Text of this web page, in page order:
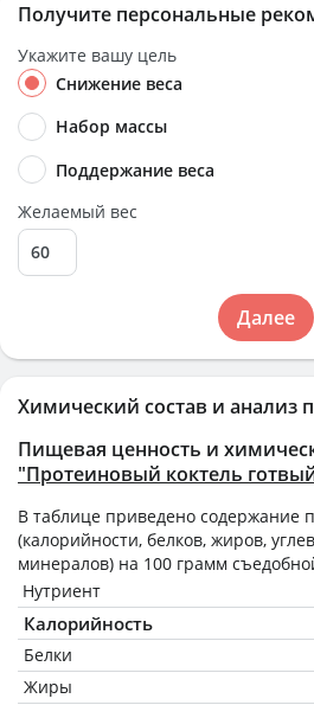
Химический состав и анализ
Пищевая ценность и
"Протеиновый коктель
В таблице приведено содержание
(калорийности, белков, жиров,
минералов) на 100 грамм
Нутриент
Калорийность
Белки
Жиры
Получите персональные
Укажите вашу цель
Снижение веса
Набор массы
Поддержание веса
Желаемый вес
Далее